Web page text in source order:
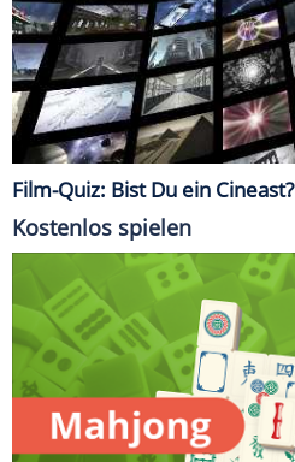
Film-Quiz: Bist Du ein Cineast?
Kostenlos spielen